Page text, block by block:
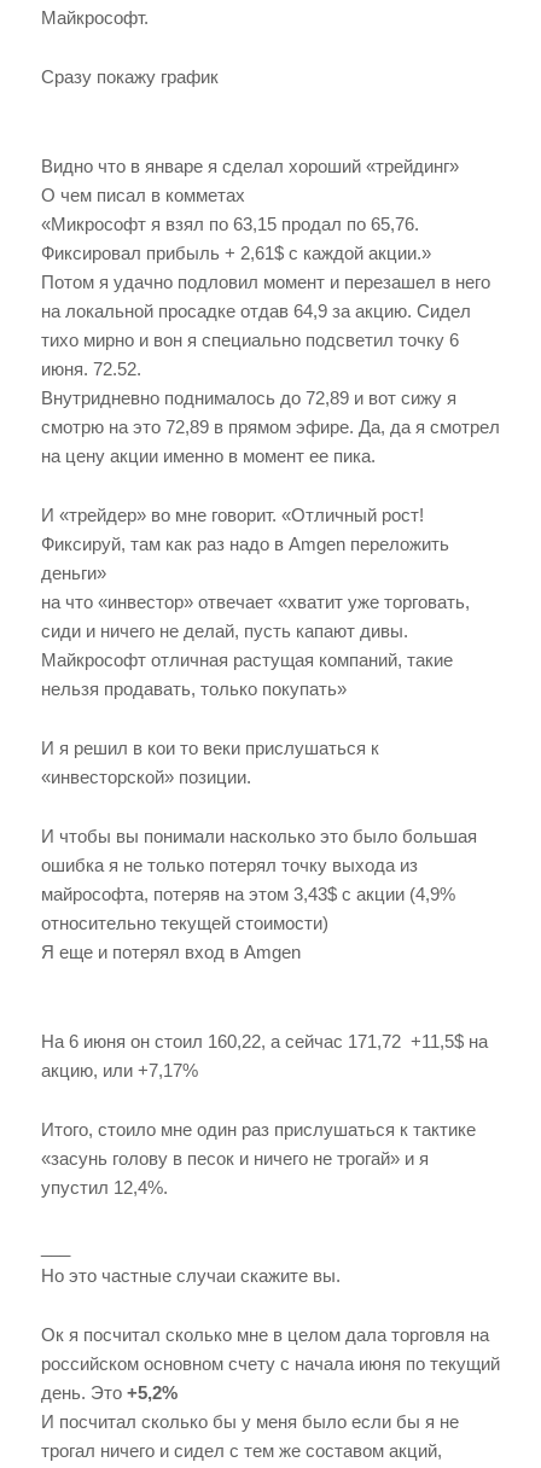
Майкрософт.
Сразу покажу график
Видно что в январе я сделал хороший «трейдинг»
О чем писал в комметах
«Микрософт я взял по 63,15 продал по 65,76.
Фиксировал прибыль + 2,61$ с каждой акции.»
Потом я удачно подловил момент и перезашел в него
на локальной просадке отдав 64,9 за акцию. Сидел
тихо мирно и вон я специально подсветил точку 6
июня. 72.52.
Внутридневно поднималось до 72,89 и вот сижу я
смотрю на это 72,89 в прямом эфире. Да, да я смотрел
на цену акции именно в момент ее пика.
И «трейдер» во мне говорит. «Отличный рост!
Фиксируй, там как раз надо в Amgen переложить
деньги»
на что «инвестор» отвечает «хватит уже торговать,
сиди и ничего не делай, пусть капают дивы.
Майкрософт отличная растущая компаний, такие
нельзя продавать, только покупать»
И я решил в кои то веки прислушаться к
«инвесторской» позиции.
И чтобы вы понимали насколько это было большая
ошибка я не только потерял точку выхода из
майрософта, потеряв на этом 3,43$ с акции (4,9%
относительно текущей стоимости)
Я еще и потерял вход в Amgen
На 6 июня он стоил 160,22, а сейчас 171,72 +11,5$ на
акцию, или +7,17%
Итого, стоило мне один раз прислушаться к тактике
«засунь голову в песок и ничего не трогай» и я
упустил 12,4%.
Но это частные случаи скажите вы.
Ок я посчитал сколько мне в целом дала торговля на
российском основном счету с начала июня по текущий
день. Это +5,2%
И посчитал сколько бы у меня было если бы я не
трогал ничего и сидел с тем же составом акций,